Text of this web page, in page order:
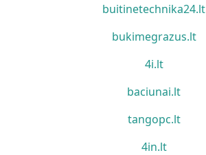
buitinetechnika24.lt
bukimegrazus.lt
4i.lt
baciunai.lt
tangopc.lt
4in.lt